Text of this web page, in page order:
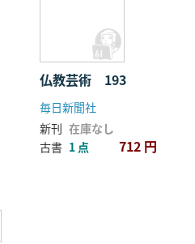
仏教芸術 193
毎日新聞社
新刊 在庫なし
古書 1 点 712 円